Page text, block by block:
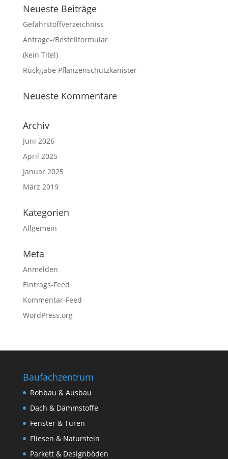
Neueste Beiträge
Gefahrstoffverzeichniss
Anfrage-/Bestellformular
(kein Titel)
Rückgabe Pflanzenschutzkanister
Neueste Kommentare
Archiv
Juni 2026
April 2025
Januar 2025
März 2019
Kategorien
Allgemein
Meta
Anmelden
Eintrags-Feed
Kommentar-Feed
WordPress.org
Baufachzentrum
Rohbau & Ausbau
Dach & Dämmstoffe
Fenster & Türen
Fliesen & Naturstein
Parkett & Designböden